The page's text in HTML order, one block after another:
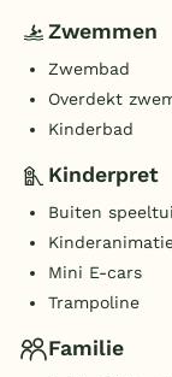
Zwemmen
Zwembad
Overdekt
Kinderbad
Kinderpret
Buiten
Mini E-cars
Trampoline
Familie